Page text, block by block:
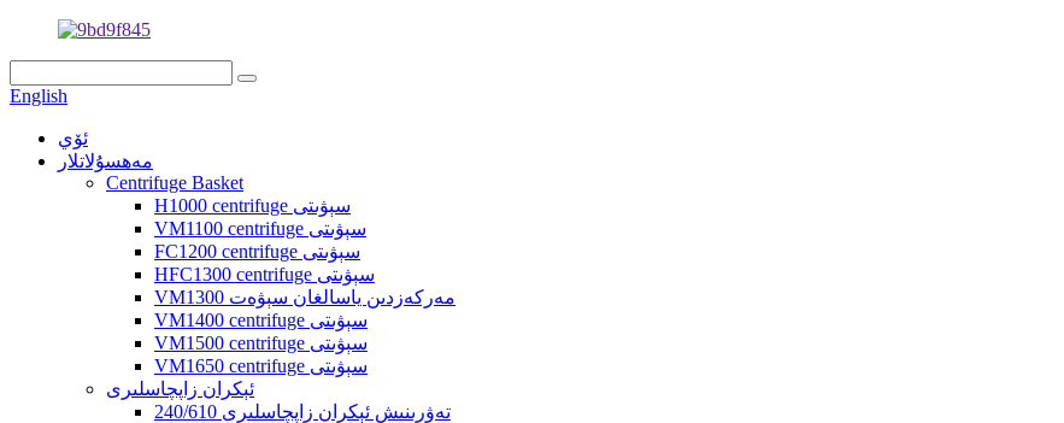
English
ئۆي
مەھسۇلاتلار
Centrifuge Basket
H1000 centrifuge سېۋىتى
VM1100 centrifuge سېۋىتى
FC1200 centrifuge سېۋىتى
HFC1300 centrifuge سېۋىتى
VM1300 مەركەزدىن ياسالغان سېۋەت
VM1400 centrifuge سېۋىتى
VM1500 centrifuge سېۋىتى
VM1650 centrifuge سېۋىتى
ئېكران زاپچاسلىرى
240/610 تەۋرىنىش ئېكران زاپچاسلىرى